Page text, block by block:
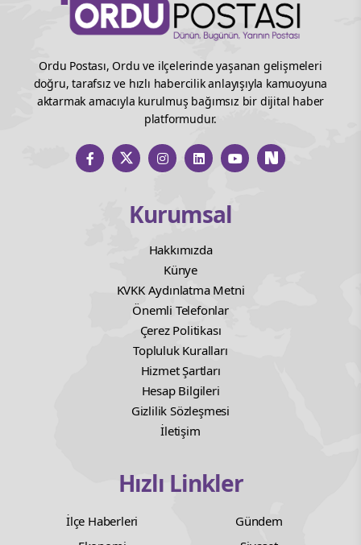
Ordu Postası, Ordu ve ilçelerinde yaşanan gelişmeleri
doğru, tarafsız ve hızlı habercilik anlayışıyla kamuoyuna
aktarmak amacıyla kurulmuş bağımsız bir dijital haber
platformudur.
Kurumsal
Hakkımızda
Künye
KVKK Aydınlatma Metni
Önemli Telefonlar
Çerez Politikası
Topluluk Kuralları
Hizmet Şartları
Hesap Bilgileri
Gizlilik Sözleşmesi
İletişim
Hızlı Linkler
İlçe Haberleri
Gündem